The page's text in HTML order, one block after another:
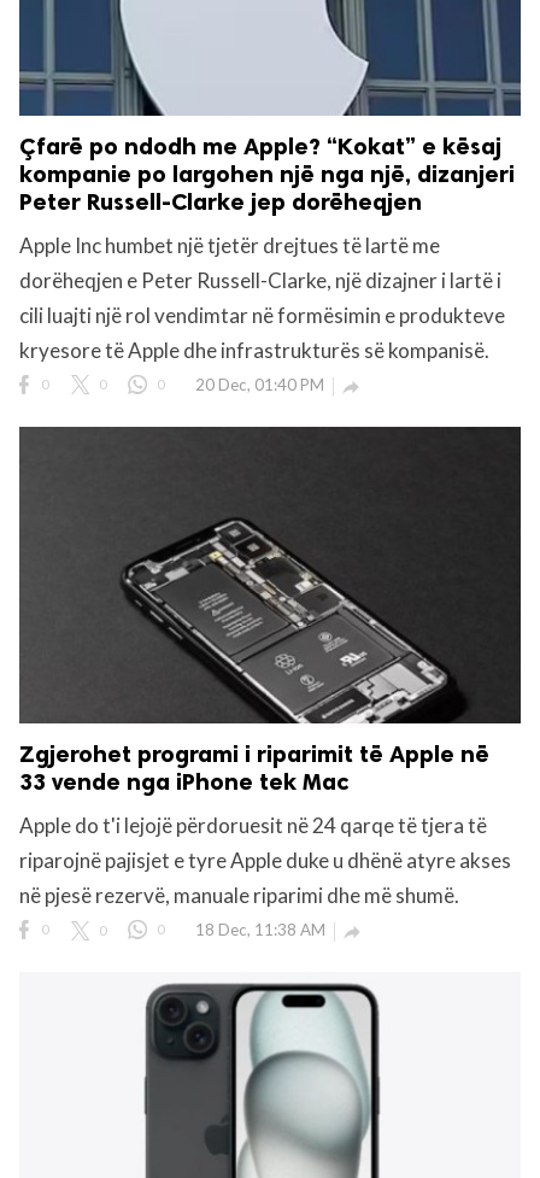
Çfarë po ndodh me Apple? “Kokat” e kësaj
kompanie po largohen një nga një, dizanjeri
Peter Russell-Clarke jep dorëheqjen
Apple Inc humbet një tjetër drejtues të lartë me
dorëheqjen e Peter Russell-Clarke, një dizajner i lartë i
cili luajti një rol vendimtar në formësimin e produkteve
kryesore të Apple dhe infrastrukturës së kompanisë.
0 0 0 20 Dec, 01:40 PM 
Zgjerohet programi i riparimit të Apple në
33 vende nga iPhone tek Mac
Apple do t'i lejojë përdoruesit në 24 qarqe të tjera të
riparojnë pajisjet e tyre Apple duke u dhënë atyre akses
në pjesë rezervë, manuale riparimi dhe më shumë.
0 0 0 18 Dec, 11:38 AM 